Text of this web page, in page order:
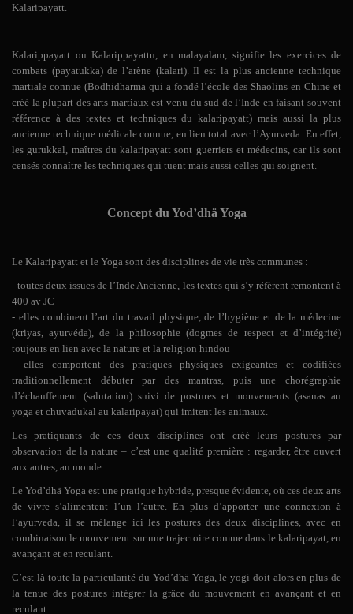
Kalaripayatt.
Kalarippayatt ou Kalarippayattu, en malayalam, signifie les exercices de
combats (payatukka) de l’arène (kalari). Il est la plus ancienne technique
martiale connue (Bodhidharma qui a fondé l’école des Shaolins en Chine et
créé la plupart des arts martiaux est venu du sud de l’Inde en faisant souvent
référence à des textes et techniques du kalaripayatt) mais aussi la plus
ancienne technique médicale connue, en lien total avec l’Ayurveda. En effet,
les gurukkal, maîtres du kalaripayatt sont guerriers et médecins, car ils sont
censés connaître les techniques qui tuent mais aussi celles qui soignent.
Concept du Yod’dhä Yoga
Le Kalaripayatt et le Yoga sont des disciplines de vie très communes :
- toutes deux issues de l’Inde Ancienne, les textes qui s’y réfèrent remontent à
400 av JC
- elles combinent l’art du travail physique, de l’hygiène et de la médecine
(kriyas, ayurvéda), de la philosophie (dogmes de respect et d’intégrité)
toujours en lien avec la nature et la religion hindou
- elles comportent des pratiques physiques exigeantes et codifiées
traditionnellement débuter par des mantras, puis une chorégraphie
d’échauffement (salutation) suivi de postures et mouvements (asanas au
yoga et chuvadukal au kalaripayat) qui imitent les animaux.
Les pratiquants de ces deux disciplines ont créé leurs postures par
observation de la nature – c’est une qualité première : regarder, être ouvert
aux autres, au monde.
Le Yod’dhä Yoga est une pratique hybride, presque évidente, où ces deux arts
de vivre s’alimentent l’un l’autre. En plus d’apporter une connexion à
l’ayurveda, il se mélange ici les postures des deux disciplines, avec en
combinaison le mouvement sur une trajectoire comme dans le kalaripayat, en
avançant et en reculant.
C’est là toute la particularité du Yod’dhä Yoga, le yogi doit alors en plus de
la tenue des postures intégrer la grâce du mouvement en avançant et en
reculant.